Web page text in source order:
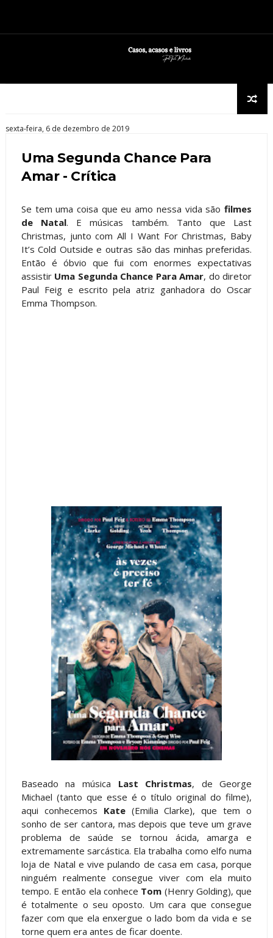
sexta-feira, 6 de dezembro de 2019
Uma Segunda Chance Para
Amar - Crítica
Se tem uma coisa que eu amo nessa vida sãofilmes
de Natal. E músicas também. Tanto que Last
Christmas, junto com All I Want For Christmas, Baby
It’s Cold Outside e outras são das minhas preferidas.
Então é óbvio que fui com enormes expectativas
assistir Uma Segunda Chance Para Amar, do diretor
Paul Feig e escrito pela atriz ganhadora do Oscar
Emma Thompson.
Baseado na música Last Christmas, de George
Michael (tanto que esse é o título original do filme),
aqui conhecemos Kate(Emilia Clarke), que tem o
sonho de ser cantora, mas depois que teve um grave
problema de saúde se tornou ácida, amarga e
extremamente sarcástica. Ela trabalha como elfo numa
loja de Natal e vive pulando de casa em casa, porque
ninguém realmente consegue viver com ela muito
tempo. E então ela conhece Tom (Henry Golding), que
é totalmente o seu oposto. Um cara que consegue
fazer com que ela enxergue o lado bom da vida e se
torne quem era antes de ficar doente.